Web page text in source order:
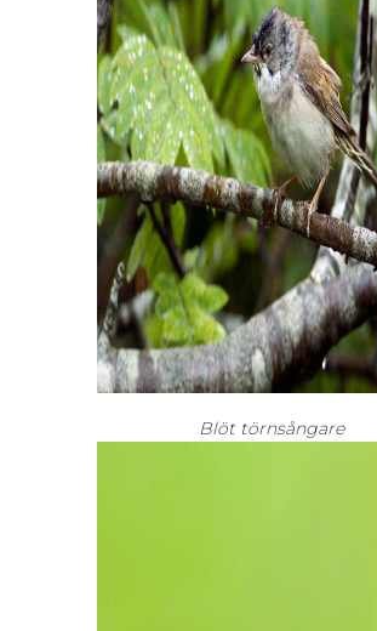
Blöt törnsångare